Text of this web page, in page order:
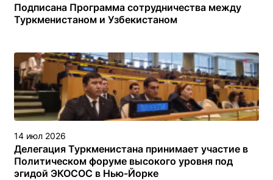
Подписана Программа сотрудничества между
Туркменистаном и Узбекистаном
14 июл 2026
Делегация Туркменистана принимает участие в
Политическом форуме высокого уровня под
эгидой ЭКОСОС в Нью-Йорке